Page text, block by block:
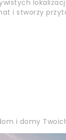
i stworzy
i domy